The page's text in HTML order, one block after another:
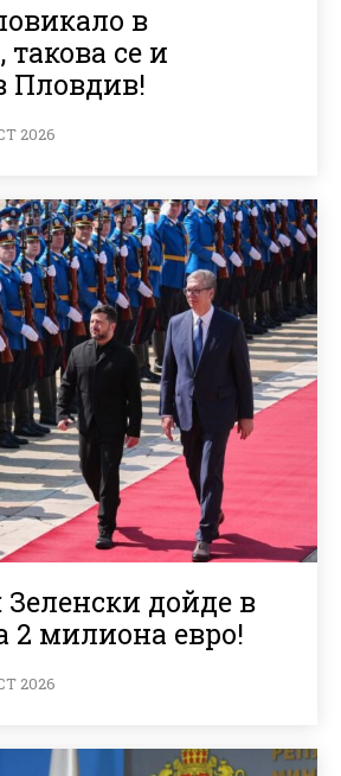
в
такова се и
Пловдив!
2026
Зеленски дойде в
2 милиона евро!
2026